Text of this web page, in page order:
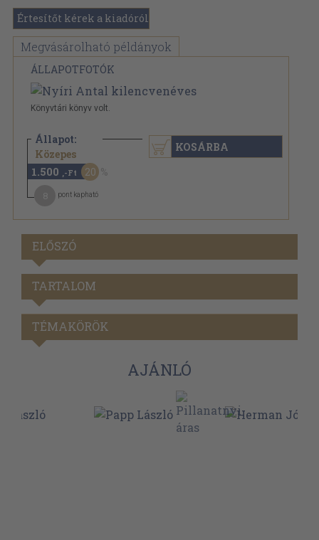
Értesítőt kérek a kiadóról
Megvásárolható példányok
ÁLLAPOTFOTÓK
Könyvtári könyv volt.
Állapot:
Közepes
1.880 Ft
1.500 ,-Ft 20
pont kapható
KOSÁRBA
ELŐSZÓ
TARTALOM
TÉMAKÖRÖK
AJÁNLÓ